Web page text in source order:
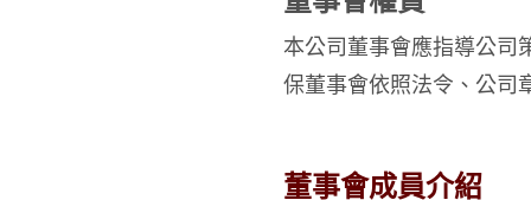
本公司董事會應指導公司
保董事會依照法令、公司
董事會成員介紹